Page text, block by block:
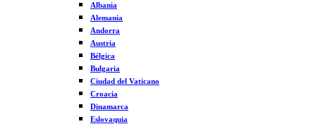
Albania
Alemania
Andorra
Austria
Bélgica
Bulgaria
Ciudad del Vaticano
Croacia
Dinamarca
Eslovaquia